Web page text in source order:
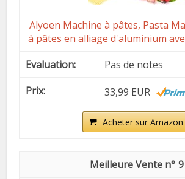
Alyoen Machine à pâtes, Pasta
à pâtes en alliage d'aluminium
Pas de notes
33,99 EUR
Acheter sur Amazon
9